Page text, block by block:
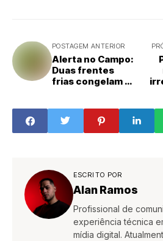
POSTAGEM ANTERIOR
Alerta no Campo:
Duas frentes
frias congelam a
ameaçam o preço
das hortaliças no
Paraná! Entenda
ESCRITO POR
Alan Ramos
Profissional de
experiência técnica
mídia digital.